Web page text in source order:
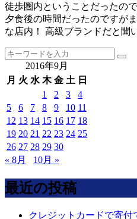
徒歩圏内ということだったの
夕食後の時間だったのですが
な店内！ 高級ブランドだと聞
2016年9月
月 火 水 木 金 土 日
1
2 3
4
5
6 7 8 9 10 11
12 13 14 15 16 17 18
19 20 21 22 23 24 25
26 27 28 29 30
« 8月
10月 »
最近の投稿
クレジットカードで寄付